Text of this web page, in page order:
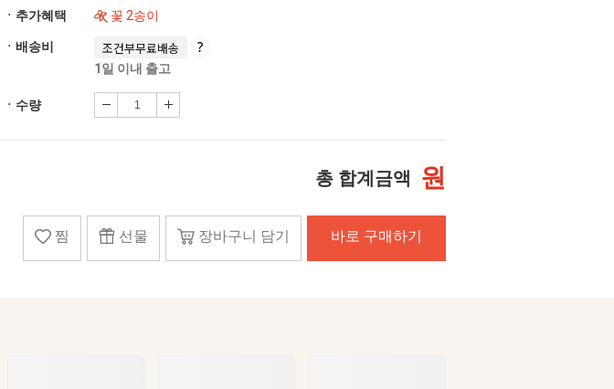
ㆍ추가혜택 꽃 2송이
ㆍ배송비 조건부무료배송
1일 이내 출고
ㆍ수량
총 합계금액 원
찜 선물 장바구니 담기 바로 구매하기